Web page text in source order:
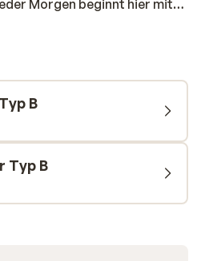
Morgen beginnt hier mit
Somit sind Sie
einen wunderschönen Blick
B
Typ B